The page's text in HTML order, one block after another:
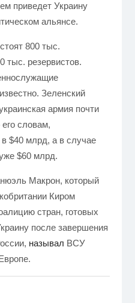
приведет Украину
альянсе.
800 тыс.
тыс. резервистов.
Зеленский
армия почти
словам,
$40 млрд, а в случае
$60 млрд.
Макрон, который
Киром
стран, готовых
после завершения
называл ВСУ